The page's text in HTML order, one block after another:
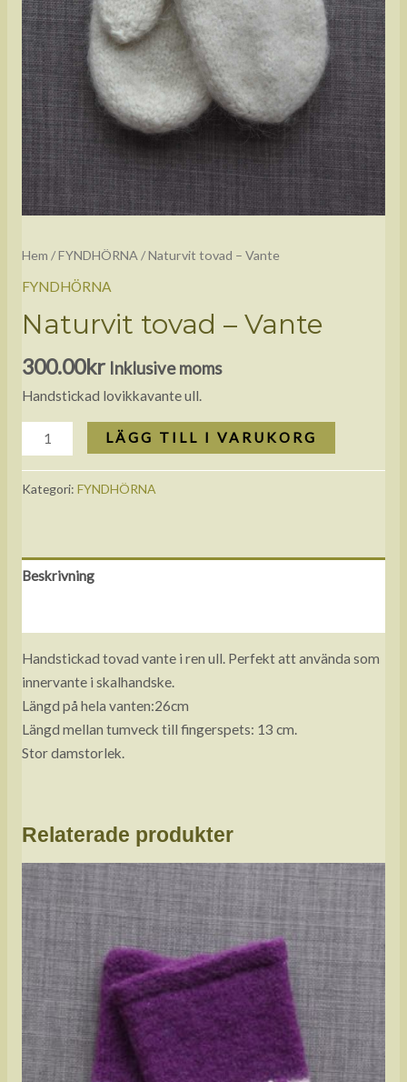
Hem /FYNDHÖRNA / Naturvit tovad – Vante
FYNDHÖRNA
Naturvit tovad – Vante
300.00kr Inklusive moms
Handstickad lovikkavante ull.
LÄGG TILL I VARUKORG
Kategori: FYNDHÖRNA
Beskrivning
Handstickad tovad vante i ren ull. Perfekt att använda som
innervante i skalhandske.
Längd på hela vanten:26cm
Längd mellan tumveck till fingerspets: 13 cm.
Stor damstorlek.
Relaterade produkter